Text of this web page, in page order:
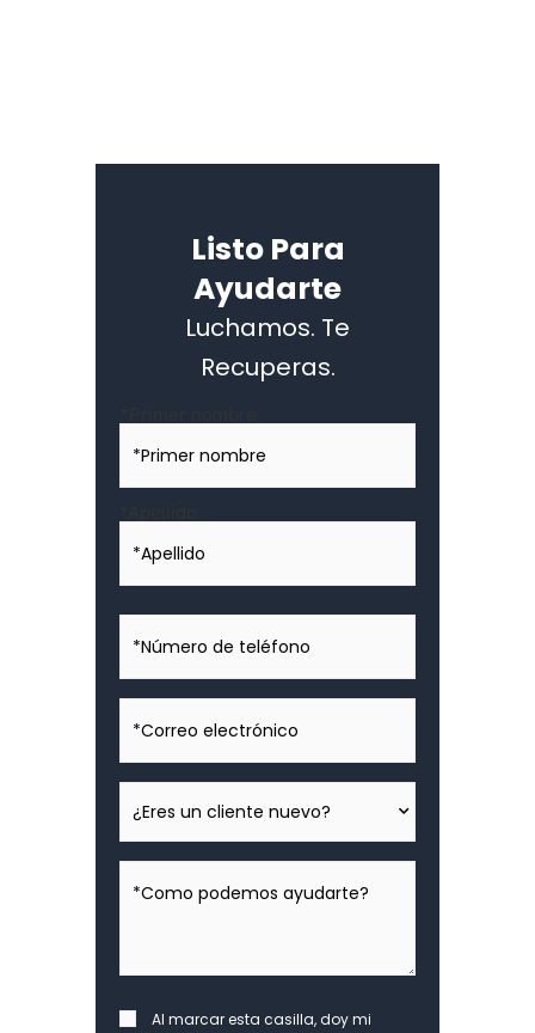
Listo Para
Ayudarte
Luchamos. Te
Recuperas.
teléfono
cliente
nuevo?
podemos
*
Consent
Al marcar esta casilla, doy mi